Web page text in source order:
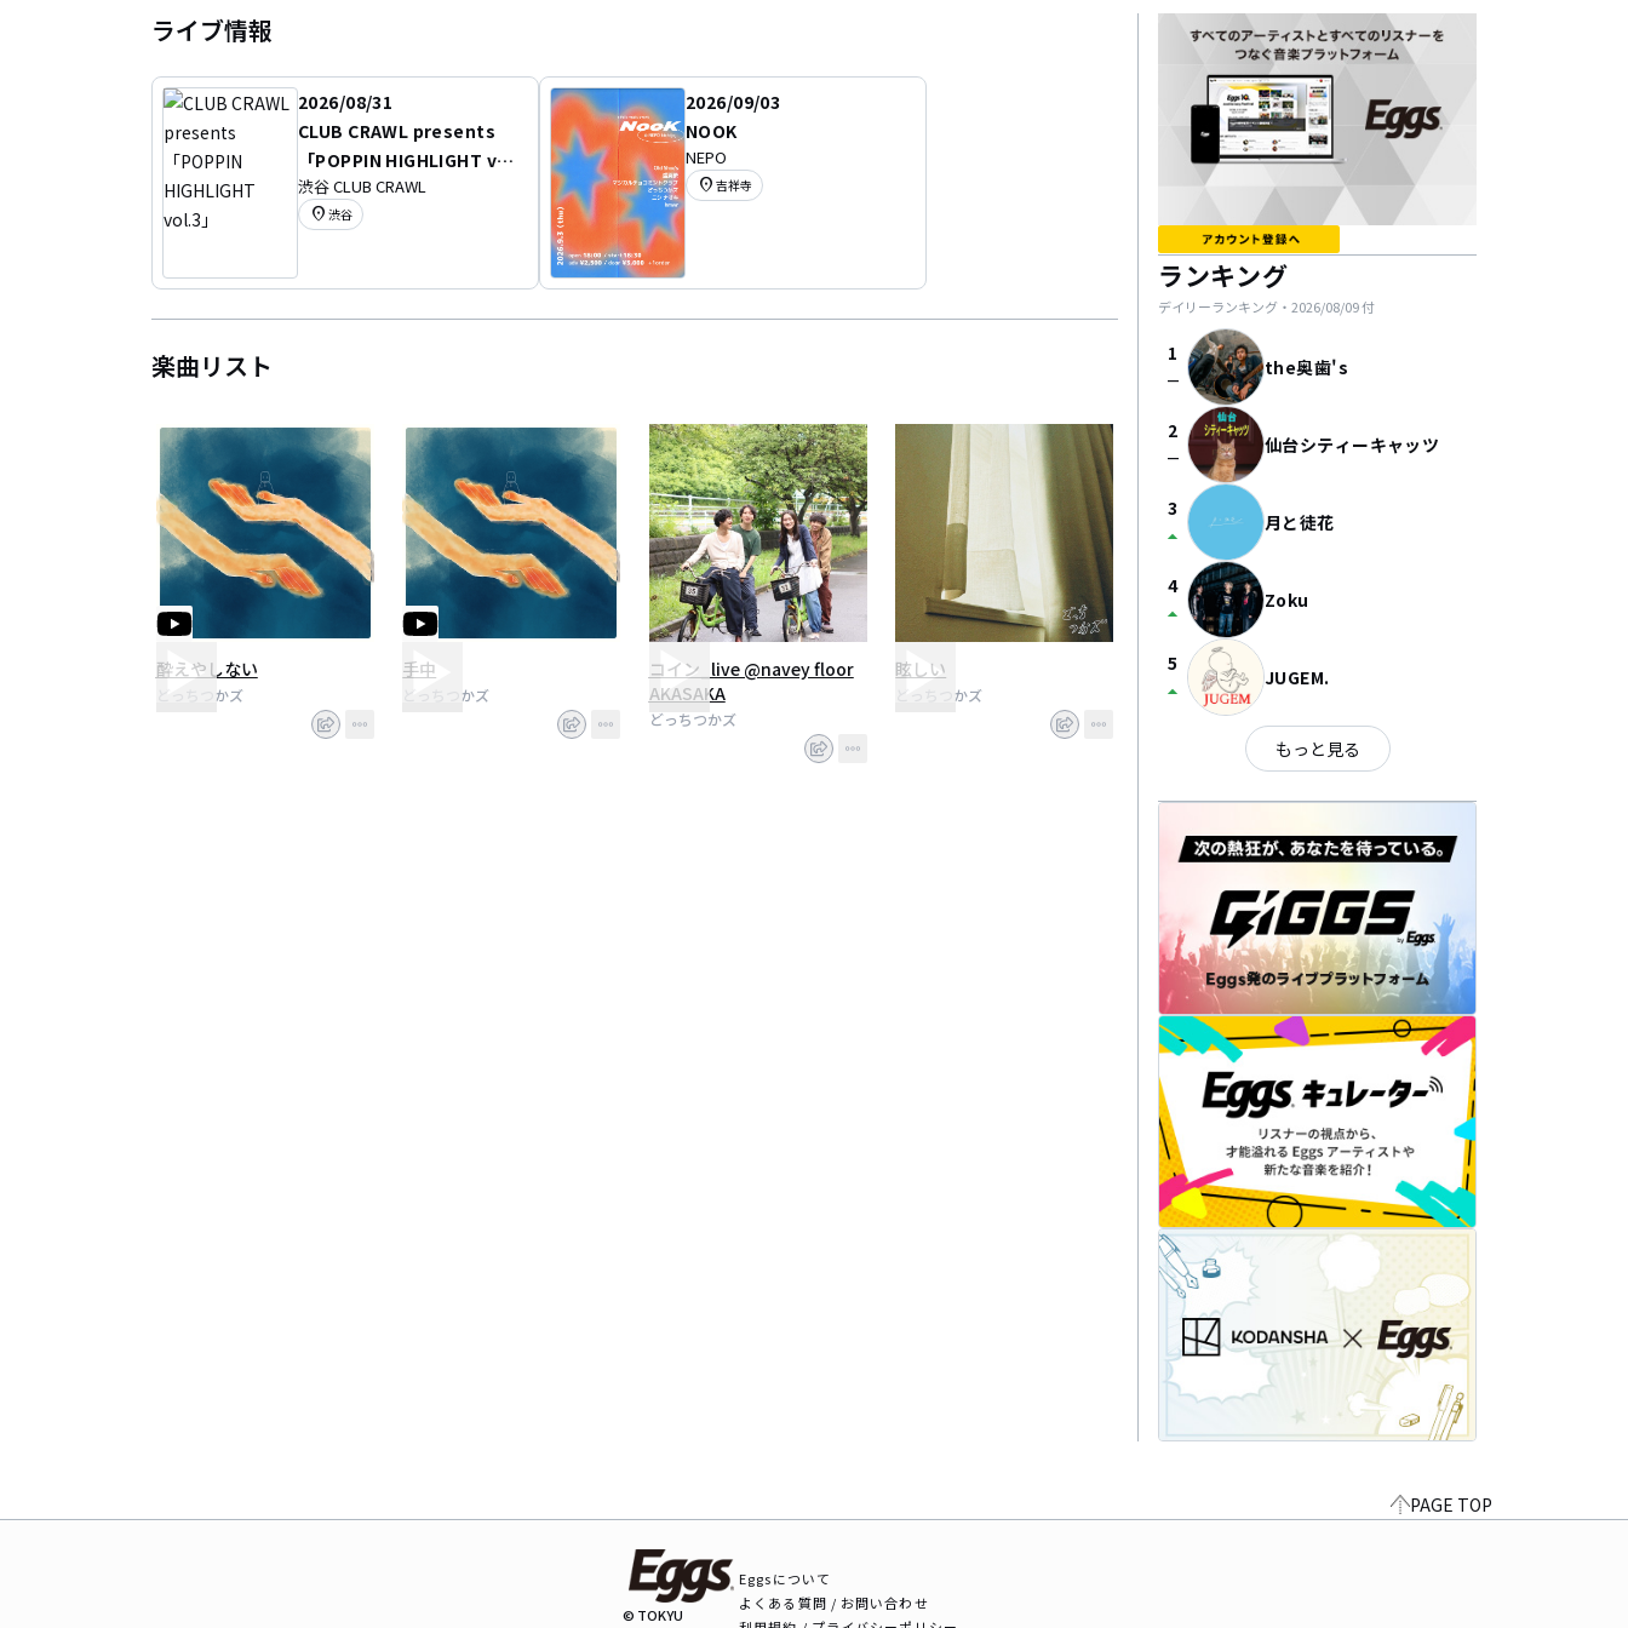
ライブ情報
2026/08/31
CLUB CRAWL presents
「POPPIN HIGHLIGHT vol.
3」
渋谷 CLUB CRAWL
location_on 渋谷
2026/09/03
NOOK
NEPO
location_on 吉祥寺
楽曲リスト
酔えやしない
どっちつかズ
手中
どっちつかズ
コイン_live @navey floor
AKASAKA
どっちつかズ
眩しい
どっちつかズ
ランキング
デイリーランキング・ 2026/08/09付
1
check_indeterminate_small the奥歯's
2
check_indeterminate_small 仙台シティーキャッツ
3
arrow_drop_up 月と徒花
4
arrow_drop_up Zoku
5
arrow_drop_up JUGEM.
もっと見る
PAGE TOP
© TOKYU
Eggsについて
よくある質問 / お問い合わせ